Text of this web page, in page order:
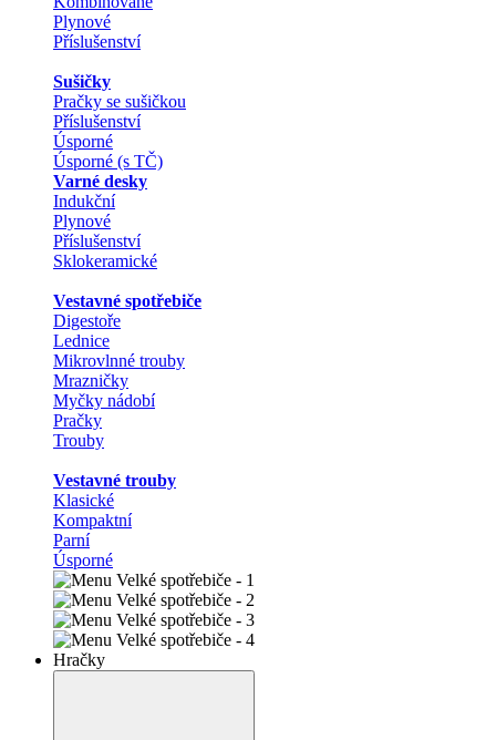
Plynové
Příslušenství
Sušičky
Pračky se sušičkou
Příslušenství
Úsporné
Úsporné (s TČ)
Varné desky
Indukční
Plynové
Příslušenství
Sklokeramické
Vestavné spotřebiče
Digestoře
Lednice
Mikrovlnné trouby
Mrazničky
Myčky nádobí
Pračky
Trouby
Vestavné trouby
Klasické
Kompaktní
Parní
Úsporné
Hračky